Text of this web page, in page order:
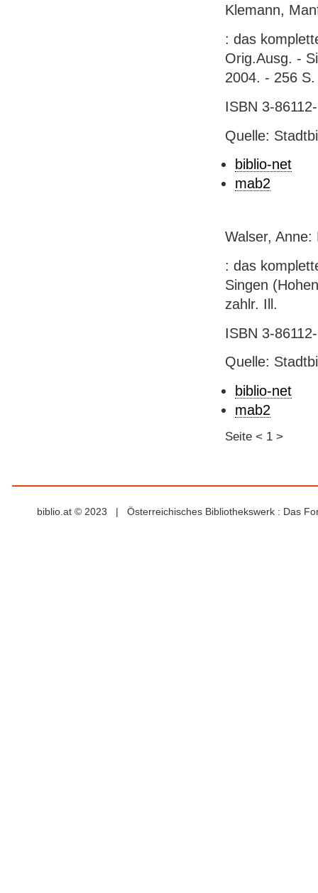
Klemann,
: das
Orig.Ausg. -
2004. - 256
ISBN 3-
Quelle:
biblio-net
mab2
Walser, Anne:
: das
Singen
zahlr. Ill.
ISBN 3-
Quelle:
biblio-net
mab2
Seite < 1 >
biblio.at © 2023 | Österreichisches Bibliothekswerk : Das